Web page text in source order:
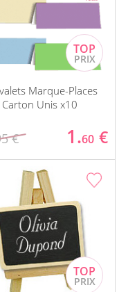
Marque-Places
Carton Unis x10
€ 1.60 €